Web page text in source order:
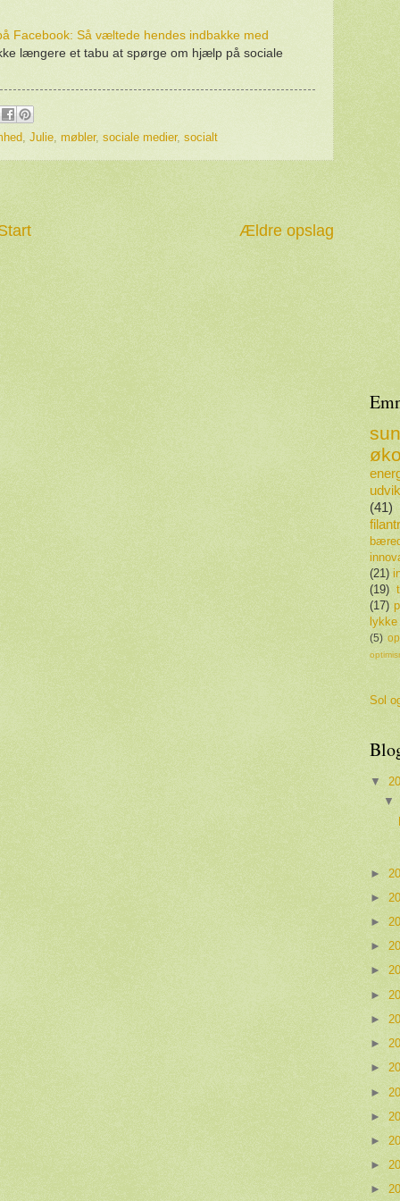
Facebook: Så væltede hendes indbakke med
længere et tabu at spørge om hjælp på sociale
Julie møbler, sociale medier, socialt
Ældre opslag
(41)
(21)
(19)
(17)
lykke
(5)
Sol
▼
►
►
►
►
►
►
►
►
►
►
►
►
►
►